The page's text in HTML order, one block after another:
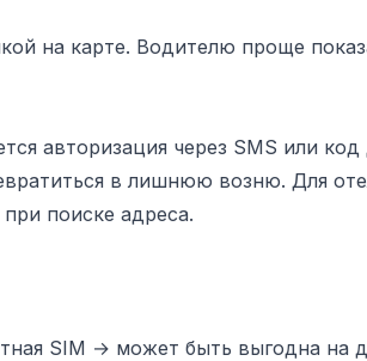
на карте. Водителю проще
авторизация через SMS или
в лишнюю возню. Для
поиске адреса.
SIM → может быть выгодна на